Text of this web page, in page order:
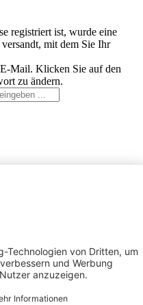
registriert ist, wurde eine
mit dem Sie Ihr
Mail. Klicken Sie auf den
zu ändern.
hervorheben
Bilder ausblenden